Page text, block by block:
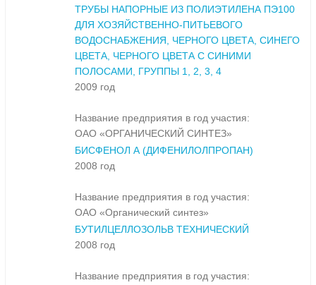
ТРУБЫ НАПОРНЫЕ ИЗ ПОЛИЭТИЛЕНА ПЭ100
ДЛЯ ХОЗЯЙСТВЕННО-ПИТЬЕВОГО
ВОДОСНАБЖЕНИЯ, ЧЕРНОГО ЦВЕТА, СИНЕГО
ЦВЕТА, ЧЕРНОГО ЦВЕТА С СИНИМИ
ПОЛОСАМИ, ГРУППЫ 1, 2, 3, 4
2009 год
Название предприятия в год участия:
ОАО «ОРГАНИЧЕСКИЙ СИНТЕЗ»
БИСФЕНОЛ А (ДИФЕНИЛОЛПРОПАН)
2008 год
Название предприятия в год участия:
ОАО «Органический синтез»
БУТИЛЦЕЛЛОЗОЛЬВ ТЕХНИЧЕСКИЙ
2008 год
Название предприятия в год участия: